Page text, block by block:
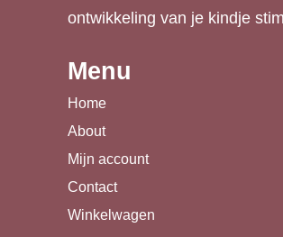
ontwikkeling van je kindje
Menu
Home
About
Mijn account
Contact
Winkelwagen